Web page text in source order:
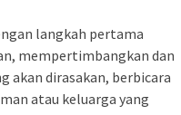
langkah pertama
mempertimbangkan dan
akan dirasakan, berbicara
atau keluarga yang